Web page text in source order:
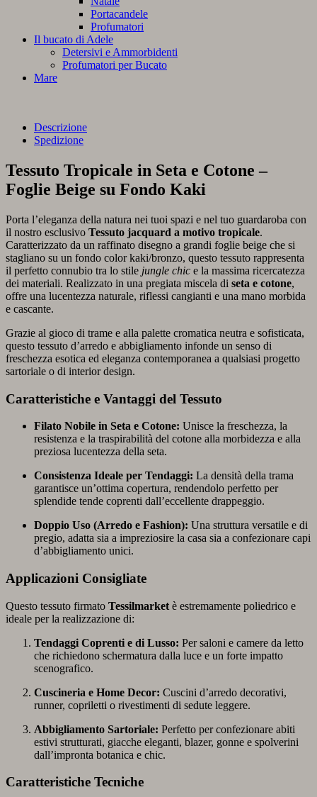
Portacandele
Profumatori
Il bucato di Adele
Detersivi e Ammorbidenti
Profumatori per Bucato
Mare
Descrizione
Spedizione
Tessuto Tropicale in Seta e Cotone –
Foglie Beige su Fondo Kaki
Porta l’eleganza della natura nei tuoi spazi e nel tuo guardaroba con
il nostro esclusivo Tessuto jacquard a motivo tropicale.
Caratterizzato da un raffinato disegno a grandi foglie beige che si
stagliano su un fondo color kaki/bronzo, questo tessuto rappresenta
il perfetto connubio tra lo stile jungle chic e la massima ricercatezza
dei materiali. Realizzato in una pregiata miscela di seta e cotone,
offre una lucentezza naturale, riflessi cangianti e una mano morbida
e cascante.
Grazie al gioco di trame e alla palette cromatica neutra e sofisticata,
questo tessuto d’arredo e abbigliamento infonde un senso di
freschezza esotica ed eleganza contemporanea a qualsiasi progetto
sartoriale o di interior design.
Caratteristiche e Vantaggi del Tessuto
Filato Nobile in Seta e Cotone: Unisce la freschezza, la
resistenza e la traspirabilità del cotone alla morbidezza e alla
preziosa lucentezza della seta.
Consistenza Ideale per Tendaggi: La densità della trama
garantisce un’ottima copertura, rendendolo perfetto per
splendide tende coprenti dall’eccellente drappeggio.
Doppio Uso (Arredo e Fashion): Una struttura versatile e di
pregio, adatta sia a impreziosire la casa sia a confezionare capi
d’abbigliamento unici.
Applicazioni Consigliate
Questo tessuto firmato Tessilmarket è estremamente poliedrico e
ideale per la realizzazione di:
Tendaggi Coprenti e di Lusso: Per saloni e camere da letto
che richiedono schermatura dalla luce e un forte impatto
scenografico.
Cuscineria e Home Decor: Cuscini d’arredo decorativi,
runner, copriletti o rivestimenti di sedute leggere.
Abbigliamento Sartoriale: Perfetto per confezionare abiti
estivi strutturati, giacche eleganti, blazer, gonne e spolverini
dall’impronta botanica e chic.
Caratteristiche Tecniche